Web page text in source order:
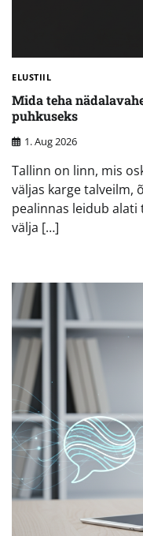
ELUSTIIL
Mida teha
puhkuseks
1. Aug 2026
Tallinn on linn, mis
väljas karge talveilm,
pealinnas leidub
välja […]